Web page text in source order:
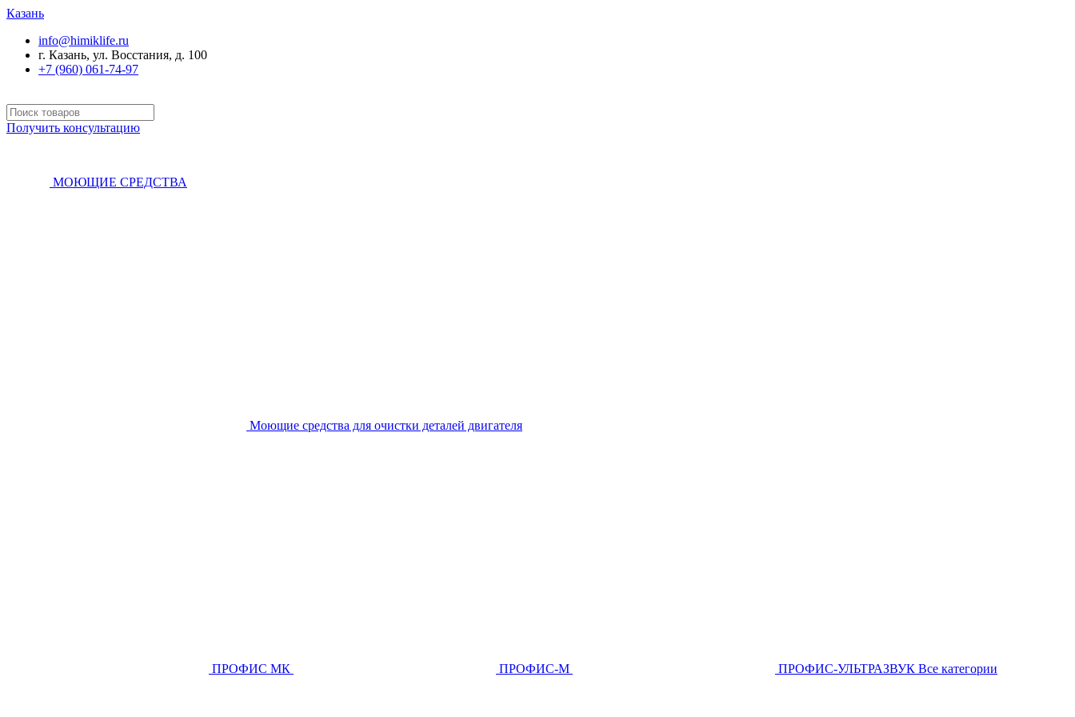
Казань
info@himiklife.ru
г. Казань, ул. Восстания, д. 100
+7 (960) 061-74-97
Получить консультацию
МОЮЩИЕ СРЕДСТВА
Моющие средства для очистки деталей двигателя
ПРОФИС МК ПРОФИС-М ПРОФИС-УЛЬТРАЗВУК Все категории